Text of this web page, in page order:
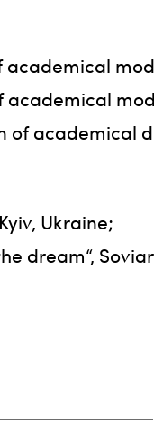
academical
Ukraine;
dream“,